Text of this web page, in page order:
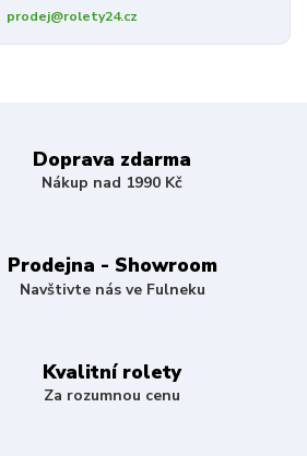
prodej@rolety24.cz
Doprava zdarma
Nákup nad 1990 Kč
Prodejna - Showroom
Navštivte nás ve Fulneku
Kvalitní rolety
Za rozumnou cenu